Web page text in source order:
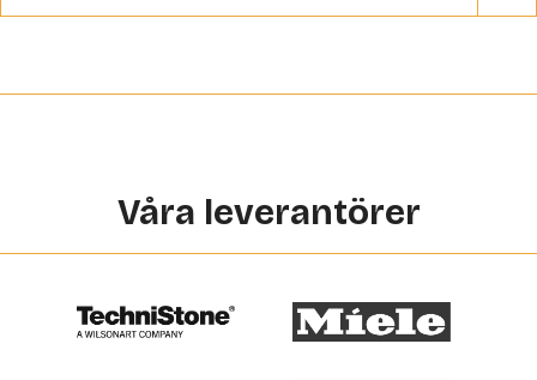
Våra leverantörer